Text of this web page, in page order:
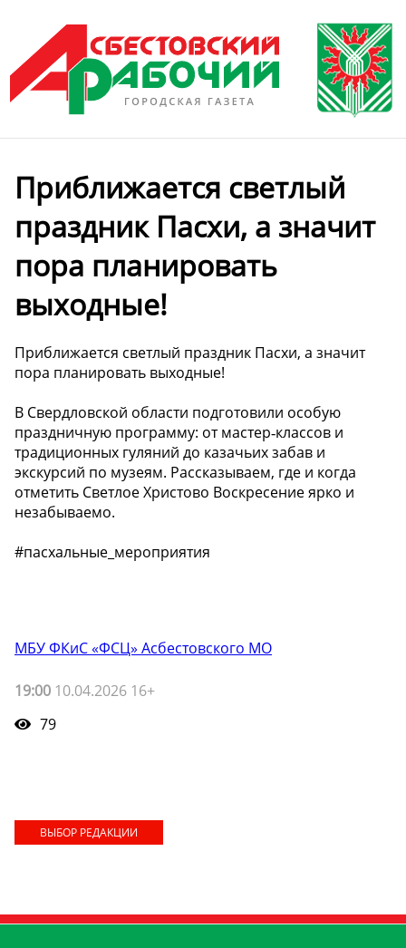
Приближается светлый
праздник Пасхи, а значит
пора планировать
выходные!
Приближается светлый праздник Пасхи, а значит
пора планировать выходные!
В Свердловской области подготовили особую
праздничную программу: от мастер‑классов и
традиционных гуляний до казачьих забав и
экскурсий по музеям. Рассказываем, где и когда
отметить Светлое Христово Воскресение ярко и
незабываемо.
#пасхальные_мероприятия
МБУ ФКиС «ФСЦ» Асбестовского МО
19:00 10.04.2026 16+
79
ВЫБОР РЕДАКЦИИ